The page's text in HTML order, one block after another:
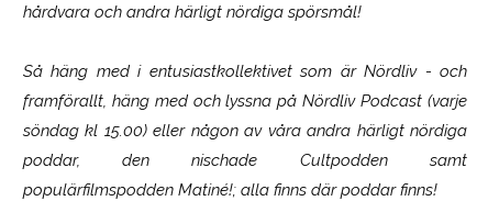
hårdvara och andra härligt nördiga spörsmål!
Så häng med i entusiastkollektivet som ärNördliv- och
framförallt, häng med och lyssna på Nördliv Podcast (varje
söndag kl 15.00) eller någon av våra andra härligt nördiga
poddar, den nischade Cultpodden samt
populärfilmspodden Matiné!; alla finns där poddar finns!